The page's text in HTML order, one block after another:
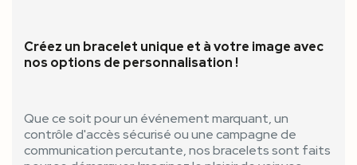
Créez un bracelet unique et à votre image avec
nos options de personnalisation !
Que ce soit pour un événement marquant, un
contrôle d'accès sécurisé ou une campagne de
communication percutante, nos bracelets sont faits